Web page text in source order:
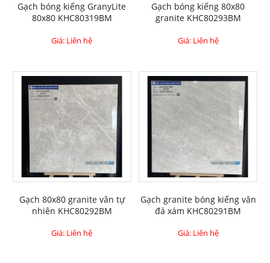
Gạch bóng kiếng GranyLite
80x80 KHC80319BM
Giá: Liên hệ
Gạch bóng kiếng 80x80
granite KHC80293BM
Giá: Liên hệ
Gạch 80x80 granite vân tự
nhiên KHC80292BM
Giá: Liên hệ
Gạch granite bóng kiếng vân
đá xám KHC80291BM
Giá: Liên hệ